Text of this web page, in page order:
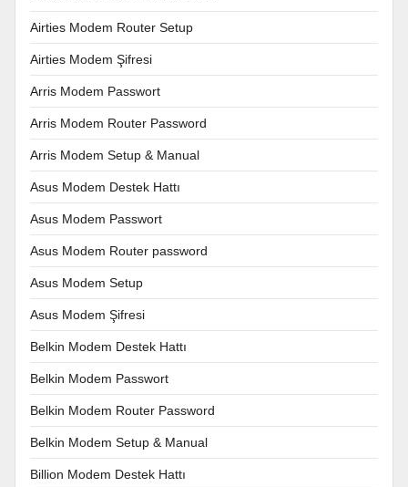
Airties Modem Router Setup
Airties Modem Şifresi
Arris Modem Passwort
Arris Modem Router Password
Arris Modem Setup & Manual
Asus Modem Destek Hattı
Asus Modem Passwort
Asus Modem Router password
Asus Modem Setup
Asus Modem Şifresi
Belkin Modem Destek Hattı
Belkin Modem Passwort
Belkin Modem Router Password
Belkin Modem Setup & Manual
Billion Modem Destek Hattı